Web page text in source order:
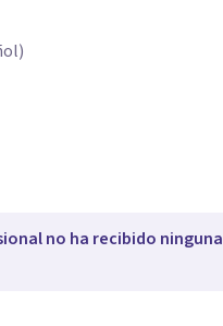
no ha recibido ninguna